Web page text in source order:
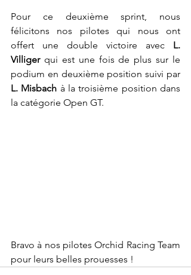
Pour ce deuxième sprint, nous
félicitons nos pilotes qui nous ont
offert une double victoire avec L.
Villiger qui est une fois de plus sur le
L. Misbach à la troisième position dans
la catégorie Open GT.
Bravo à nos pilotes Orchid Racing Team
pour leurs belles prouesses !